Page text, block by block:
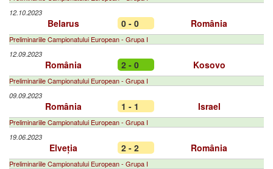
12.10.2023
Belarus 0 - 0 România
Preliminariile Campionatului European - Grupa I
12.09.2023
România 2 - 0 Kosovo
Preliminariile Campionatului European - Grupa I
09.09.2023
România 1 - 1 Israel
Preliminariile Campionatului European - Grupa I
19.06.2023
Elveția 2 - 2 România
Preliminariile Campionatului European - Grupa I